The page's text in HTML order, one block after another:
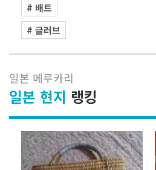
# 배트
# 글러브
일본 메루카리
일본 현지 랭킹